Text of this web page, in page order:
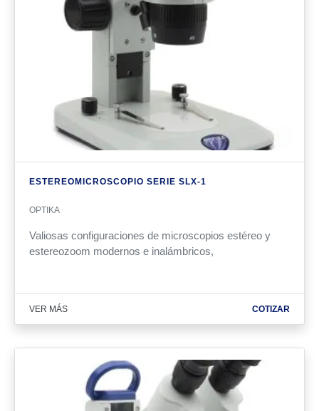
ESTEREOMICROSCOPIO SERIE SLX-1
OPTIKA
Valiosas configuraciones de microscopios estéreo y
estereozoom modernos e inalámbricos,
VER MÁS COTIZAR